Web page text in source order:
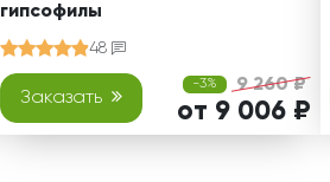
гипсофилы
48
Заказать
-3% 9 260 ₽
от 9 006 ₽